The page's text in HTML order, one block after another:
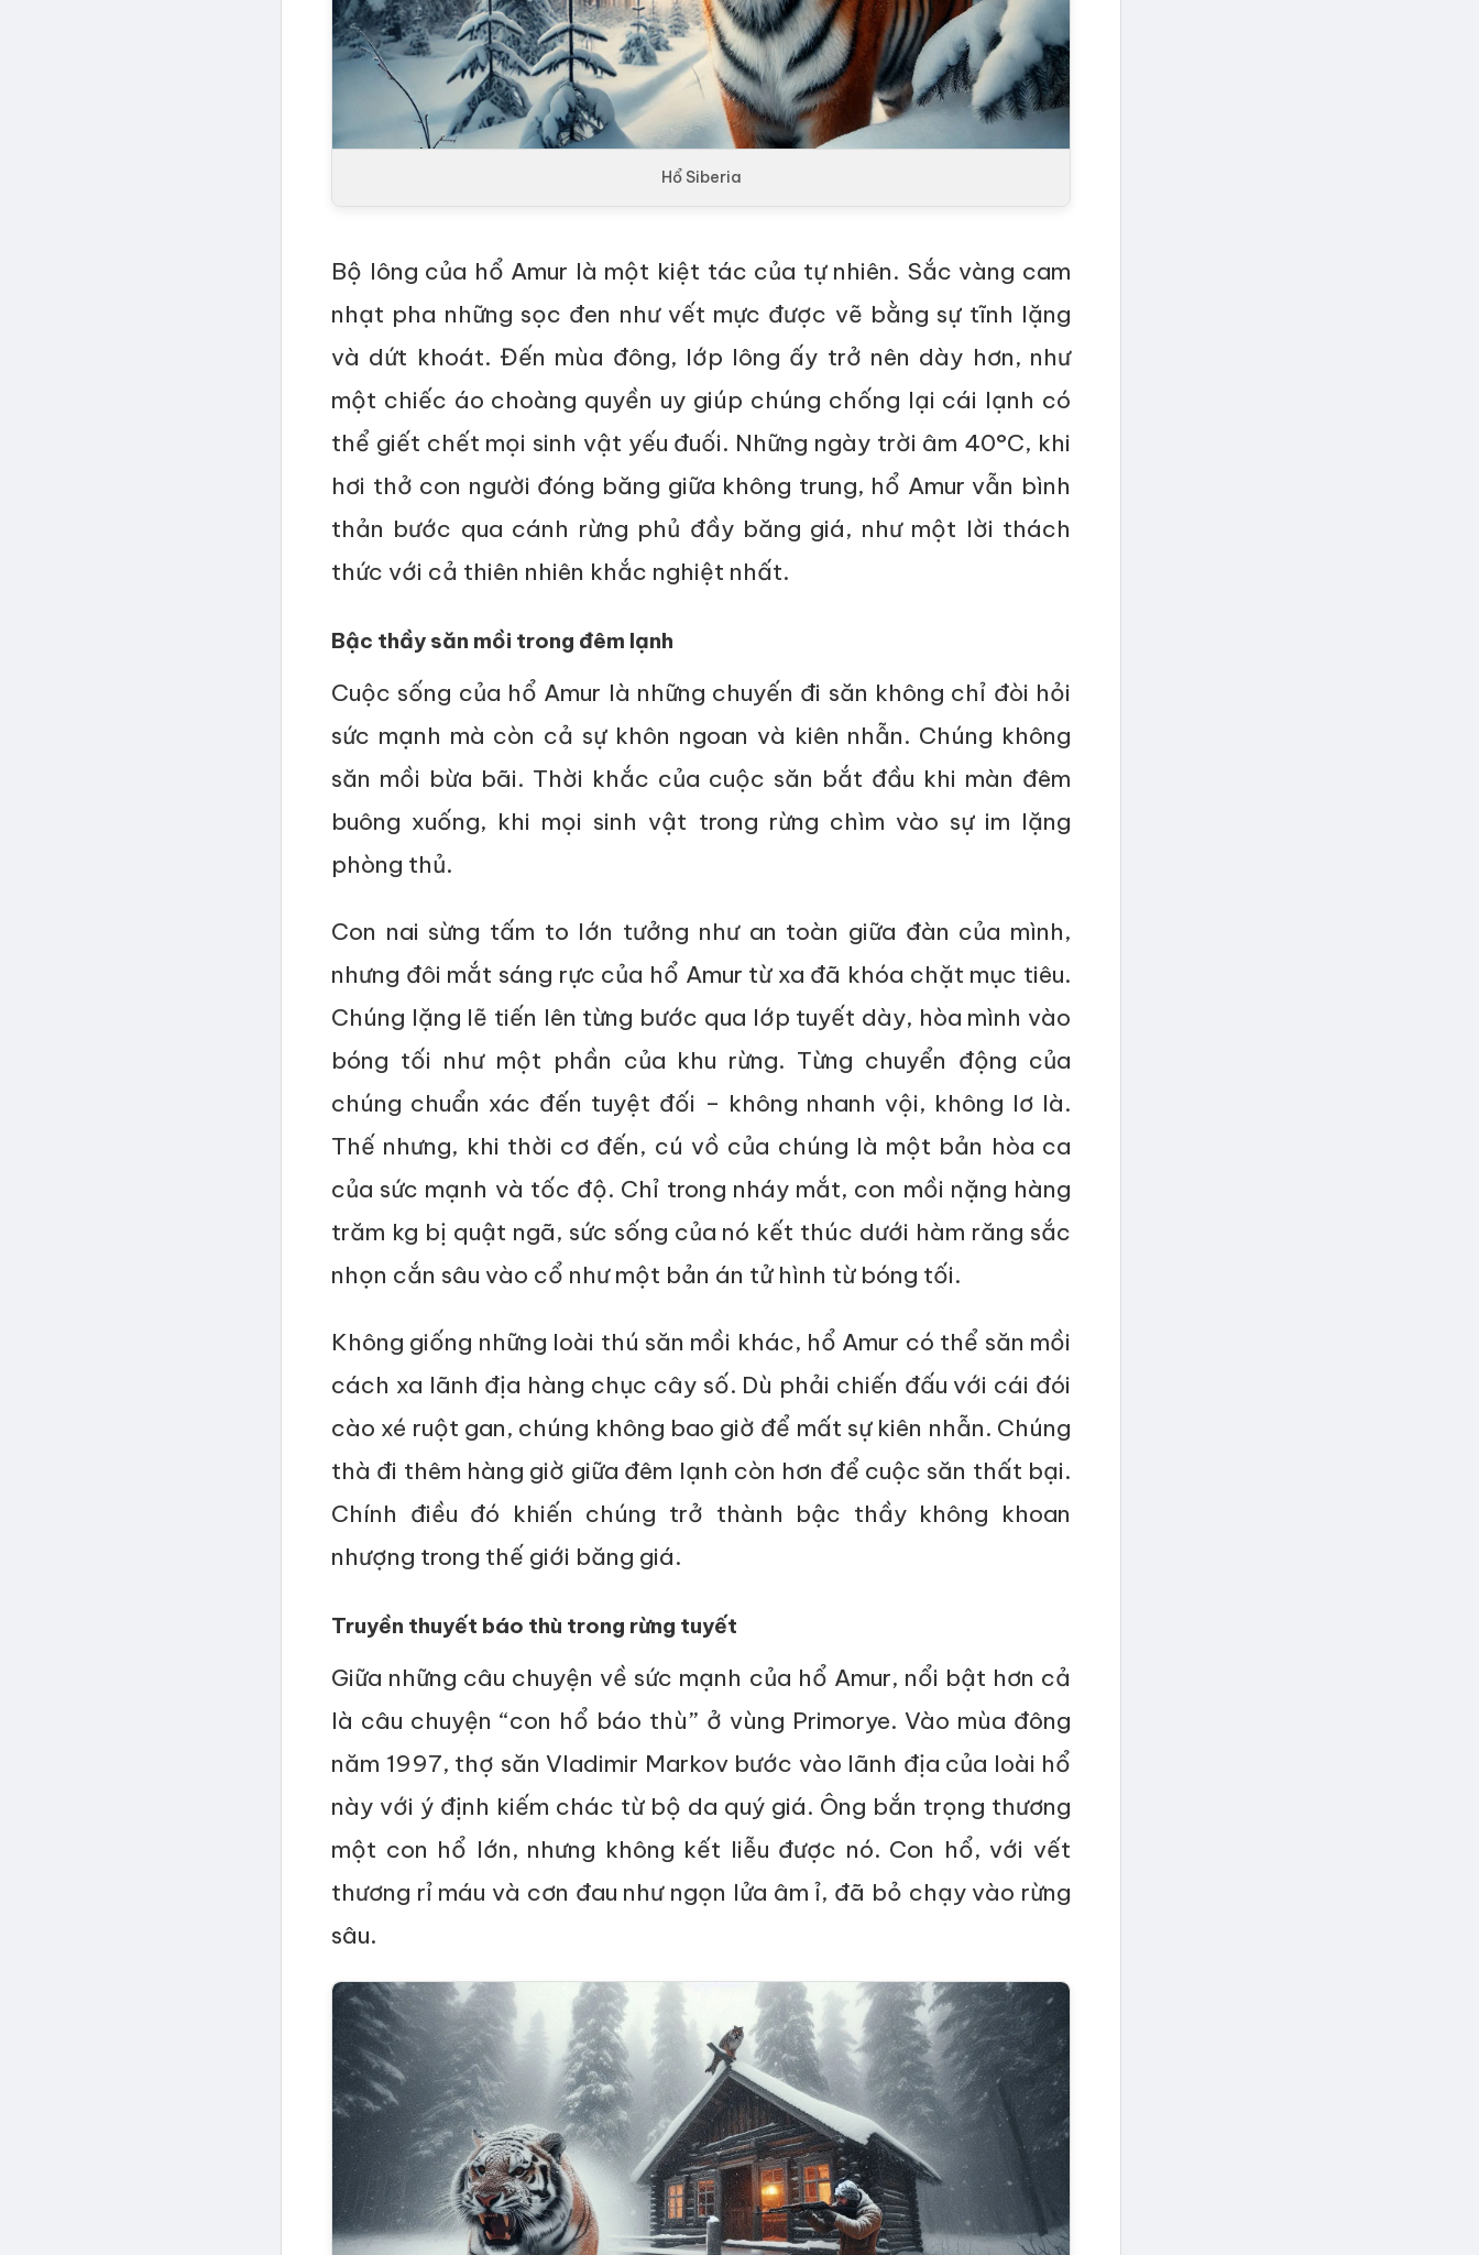
Hổ Siberia
Bộ lông của hổ Amur là một kiệt tác của tự nhiên. Sắc vàng cam
nhạt pha những sọc đen như vết mực được vẽ bằng sự tĩnh lặng
và dứt khoát. Đến mùa đông, lớp lông ấy trở nên dày hơn, như
một chiếc áo choàng quyền uy giúp chúng chống lại cái lạnh có
thể giết chết mọi sinh vật yếu đuối. Những ngày trời âm 40°C, khi
hơi thở con người đóng băng giữa không trung, hổ Amur vẫn bình
thản bước qua cánh rừng phủ đầy băng giá, như một lời thách
thức với cả thiên nhiên khắc nghiệt nhất.
Bậc thầy săn mồi trong đêm lạnh
Cuộc sống của hổ Amur là những chuyến đi săn không chỉ đòi hỏi
sức mạnh mà còn cả sự khôn ngoan và kiên nhẫn. Chúng không
săn mồi bừa bãi. Thời khắc của cuộc săn bắt đầu khi màn đêm
buông xuống, khi mọi sinh vật trong rừng chìm vào sự im lặng
phòng thủ.
Con nai sừng tấm to lớn tưởng như an toàn giữa đàn của mình,
nhưng đôi mắt sáng rực của hổ Amur từ xa đã khóa chặt mục tiêu.
Chúng lặng lẽ tiến lên từng bước qua lớp tuyết dày, hòa mình vào
bóng tối như một phần của khu rừng. Từng chuyển động của
chúng chuẩn xác đến tuyệt đối – không nhanh vội, không lơ là.
Thế nhưng, khi thời cơ đến, cú vồ của chúng là một bản hòa ca
của sức mạnh và tốc độ. Chỉ trong nháy mắt, con mồi nặng hàng
trăm kg bị quật ngã, sức sống của nó kết thúc dưới hàm răng sắc
nhọn cắn sâu vào cổ như một bản án tử hình từ bóng tối.
Không giống những loài thú săn mồi khác, hổ Amur có thể săn mồi
cách xa lãnh địa hàng chục cây số. Dù phải chiến đấu với cái đói
cào xé ruột gan, chúng không bao giờ để mất sự kiên nhẫn. Chúng
thà đi thêm hàng giờ giữa đêm lạnh còn hơn để cuộc săn thất bại.
Chính điều đó khiến chúng trở thành bậc thầy không khoan
nhượng trong thế giới băng giá.
Truyền thuyết báo thù trong rừng tuyết
Giữa những câu chuyện về sức mạnh của hổ Amur, nổi bật hơn cả
là câu chuyện “con hổ báo thù” ở vùng Primorye. Vào mùa đông
năm 1997, thợ săn Vladimir Markov bước vào lãnh địa của loài hổ
này với ý định kiếm chác từ bộ da quý giá. Ông bắn trọng thương
một con hổ lớn, nhưng không kết liễu được nó. Con hổ, với vết
thương rỉ máu và cơn đau như ngọn lửa âm ỉ, đã bỏ chạy vào rừng
sâu.